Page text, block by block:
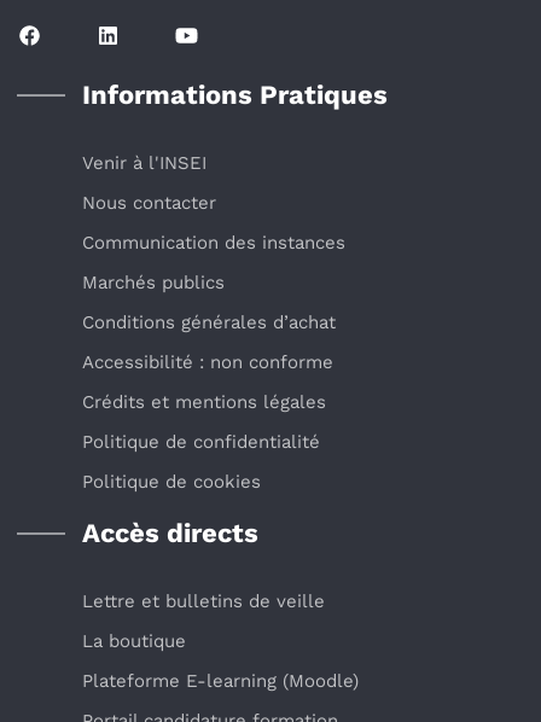
Informations Pratiques
Venir à l'INSEI
Nous contacter
Communication des instances
Marchés publics
Conditions générales d’achat
Accessibilité : non conforme
Crédits et mentions légales
Politique de confidentialité
Politique de cookies
Accès directs
Lettre et bulletins de veille
La boutique
Plateforme E-learning (Moodle)